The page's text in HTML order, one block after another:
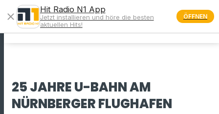
menu
25 JAHRE U-BAHN AM
NÜRNBERGER FLUGHAFEN
close
Hit Radio N1 App
Jetzt installieren und höre die besten
aktuellen Hits!
ÖFFNEN